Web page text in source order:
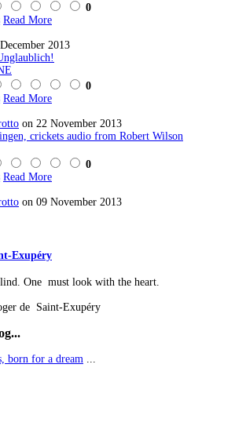
0
Read More
2013
0
Read More
on 22 November 2013
crickets audio from Robert Wilson
0
Read More
on 09 November 2013
Exupéry
One must look with the heart.
de Saint-Exupéry
born for a dream